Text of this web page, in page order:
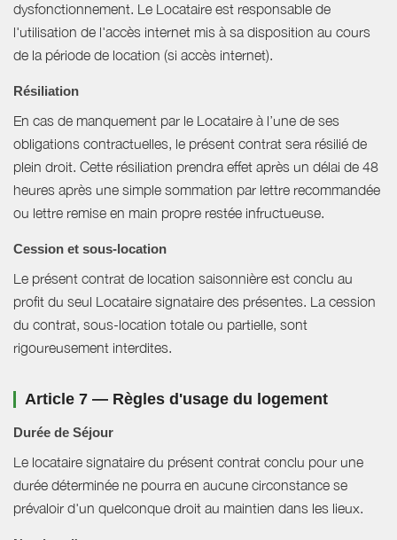
dysfonctionnement. Le Locataire est responsable de
l'utilisation de l'accès internet mis à sa disposition au cours
de la période de location (si accès internet).
Résiliation
En cas de manquement par le Locataire à l’une de ses
obligations contractuelles, le présent contrat sera résilié de
plein droit. Cette résiliation prendra effet après un délai de 48
heures après une simple sommation par lettre recommandée
ou lettre remise en main propre restée infructueuse.
Cession et sous-location
Le présent contrat de location saisonnière est conclu au
profit du seul Locataire signataire des présentes. La cession
du contrat, sous-location totale ou partielle, sont
rigoureusement interdites.
Article 7 — Règles d'usage du logement
Durée de Séjour
Le locataire signataire du présent contrat conclu pour une
durée déterminée ne pourra en aucune circonstance se
prévaloir d'un quelconque droit au maintien dans les lieux.